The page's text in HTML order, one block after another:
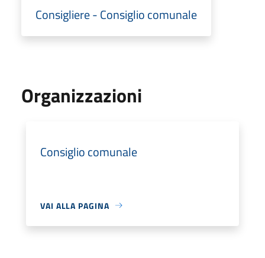
Consigliere - Consiglio comunale
Organizzazioni
Consiglio comunale
VAI ALLA PAGINA